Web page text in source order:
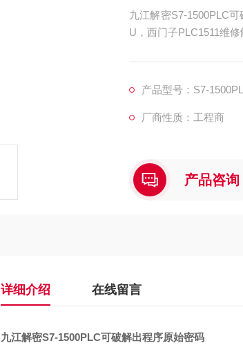
九江解密S7-1500PLC
U，西门子PLC1511维
产品型号：S7-
厂商性质：工程商
产品咨询
详细介绍 在线留言
九江解密S7-1500PLC可破解出程序原始密码